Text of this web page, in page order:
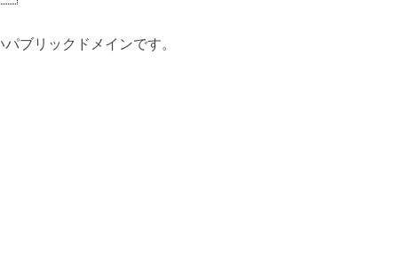
ブリックドメインです。